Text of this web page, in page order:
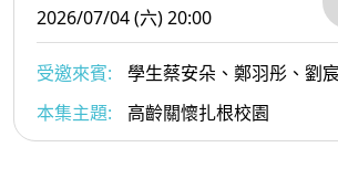
2026/07/04 (六) 20:00
受邀來賓:
學生蔡安朵、鄭羽彤、劉
師；王雪珮語言治療師
本集主題: 高齡關懷扎根校園